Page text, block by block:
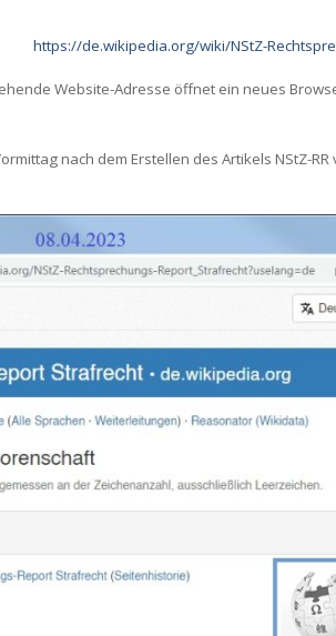
https://de.wikipedia.org/wiki/NStZ-
Website-Adresse öffnet ein neues
nach dem Erstellen des Artikels NStZ-RR